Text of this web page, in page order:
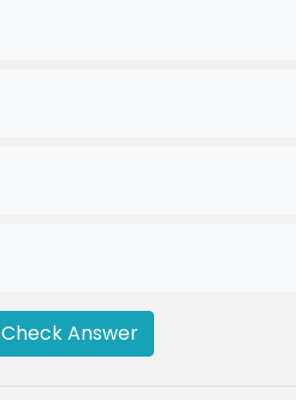
Check Answer